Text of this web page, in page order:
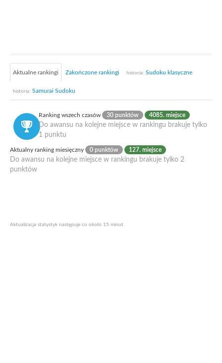
Aktualne rankingi Zakończone rankingi historia: Sudoku klasyczne
historia: Samurai Sudoku
Ranking wszech czasów 30 punktów 4085. miejsce
Do awansu na kolejne miejsce w rankingu brakuje tylko
1 punktu
Aktualny ranking miesięczny 0 punktów 127. miejsce
Do awansu na kolejne miejsce w rankingu brakuje tylko 2
punktów
Aktualizacja statystyk następuje co około 15 minut.